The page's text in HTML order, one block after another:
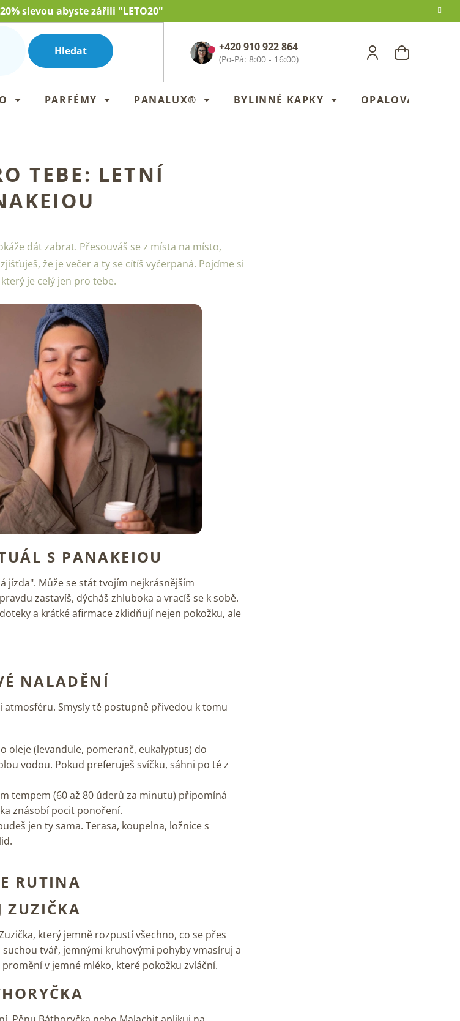
slevou abyste zářili "LETO20"
Hledat
NÁKUPNÍ
+420 910 922 864
PARFÉMY PANALUX® BYLINNÉ KAPKY OPALOVANÍ
TEBE: LETNÍ
dát zabrat. Přesouváš se z místa na místo,
že je večer a ty se cítíš vyčerpaná. Pojďme si
je celý jen pro tebe.
S PANAKEIOU
jízda". Může se stát tvojím nejkrásnějším
zastavíš, dýcháš zhluboka a vracíš se k sobě.
a krátké afirmace zklidňují nejen pokožku, ale
NALADĚNÍ
atmosféru. Smysly tě postupně přivedou k tomu
oleje (levandule, pomeranč, eukalyptus) do
vodou. Pokud preferuješ svíčku, sáhni po té z
tempem (60 až 80 úderů za minutu) připomíná
znásobí pocit ponoření.
jen ty sama. Terasa, koupelna, ložnice s
RUTINA
ZUZIČKA
který jemně rozpustí všechno, co se přes
tvář, jemnými kruhovými pohyby vmasíruj a
v jemné mléko, které pokožku zvláční.